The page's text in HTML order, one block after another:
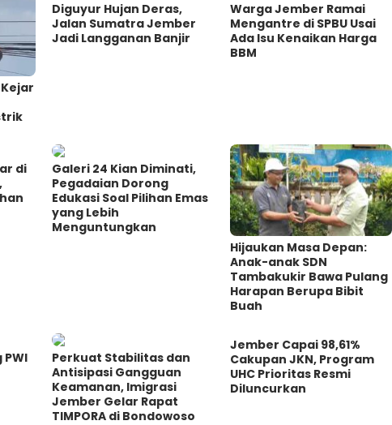
Diguyur Hujan Deras,
Jalan Sumatra Jember
Jadi Langganan Banjir
Warga Jember Ramai
Mengantre di SPBU Usai
Ada Isu Kenaikan Harga
BBM
di
Galeri 24 Kian Diminati,
Pegadaian Dorong
Edukasi Soal Pilihan Emas
yang Lebih
Menguntungkan
Hijaukan Masa Depan:
Anak-anak SDN
Tambakukir Bawa Pulang
Harapan Berupa Bibit
Buah
Perkuat Stabilitas dan
Antisipasi Gangguan
Keamanan, Imigrasi
Jember Gelar Rapat
TIMPORA di Bondowoso
Jember Capai 98,61%
Cakupan JKN, Program
UHC Prioritas Resmi
Diluncurkan